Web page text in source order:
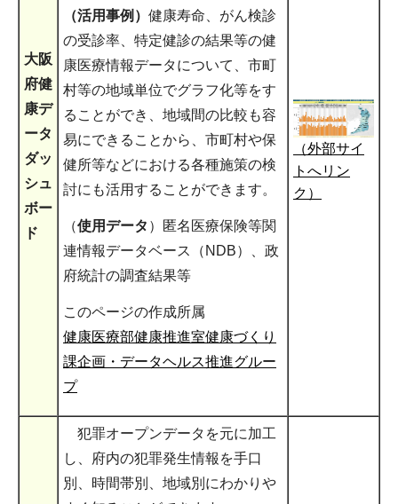
大阪
府健
康デ
ータ
ダッ
シュ
ボー
ド
（活用事例） 健康寿命、がん検診
の受診率、特定健診の結果等の健
康医療情報データについて、市町
村等の地域単位でグラフ化等をす
ることができ、地域間の比較も容
易にできることから、市町村や保
健所等などにおける各種施策の検
討にも活用することができます。
（使用データ ）匿名医療保険等関
連情報データベース（NDB）、政
府統計の調査結果等
このページの作成所属
健康医療部健康推進室健康づくり
課企画・データヘルス推進グルー
プ
（外部サイ
トへリン
ク）
犯罪オープンデータを元に加工
し、府内の犯罪発生情報を手口
別、時間帯別、地域別にわかりや